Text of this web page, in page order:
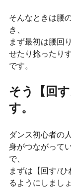
そんなときは腰
き、
まず最初は腰回
せたり捻ったり
です。
そう【回
す。
ダンス初心者の
身がつながって
で、
まずは【回す/ひ
るようにしまし